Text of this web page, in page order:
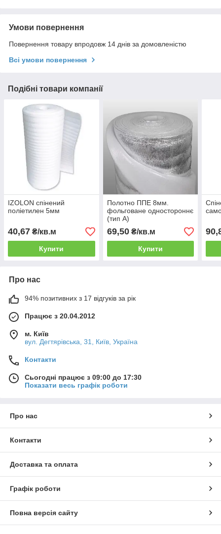
Умови повернення
Повернення товару впродовж 14 днів за домовленістю
Всі умови повернення
Подібні товари компанії
IZOLON спінений
поліетилен 5мм
40,67 ₴/кв.м
Купити
Полотно ППЕ 8мм.
фольговане одностороннє
(тип А)
69,50₴/кв.м
Купити
Про нас
94% позитивних з 17 відгуків за рік
Працює з 20.04.2012
м. Київ
вул. Дегтярівська, 31, Київ, Україна
Контакти
Сьогодні працює з 09:00 до 17:30
Показати весь графік роботи
Про нас
Контакти
Доставка та оплата
Графік роботи
Повна версія сайту